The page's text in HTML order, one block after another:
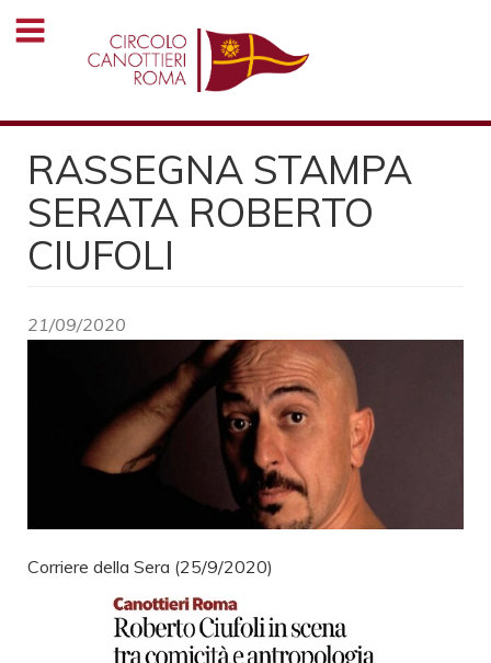
Salta
RASSEGNA STAMPA
SERATA ROBERTO
CIUFOLI
21/09/2020
Corriere della Sera (25/9/2020)